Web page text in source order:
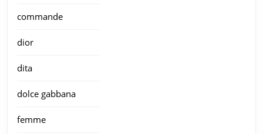
commande
dior
dita
dolce gabbana
femme